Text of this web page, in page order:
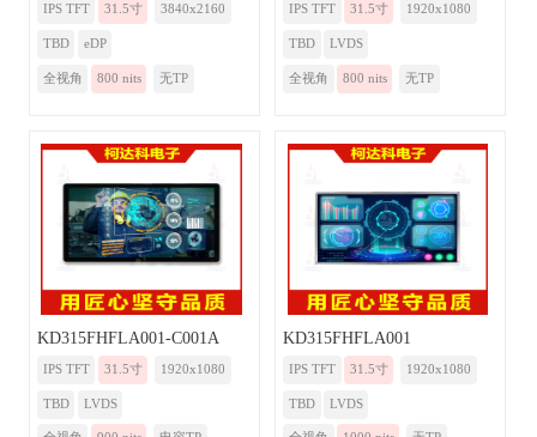
IPS TFT 31.5寸 3840x2160
TBD eDP
全视角 800 nits 无TP
IPS TFT 31.5寸 1920x1080
TBD LVDS
全视角 800 nits 无TP
KD315FHFLA001-C001A
IPS TFT 31.5寸 1920x1080
TBD LVDS
KD315FHFLA001
IPS TFT 31.5寸 1920x1080
TBD LVDS